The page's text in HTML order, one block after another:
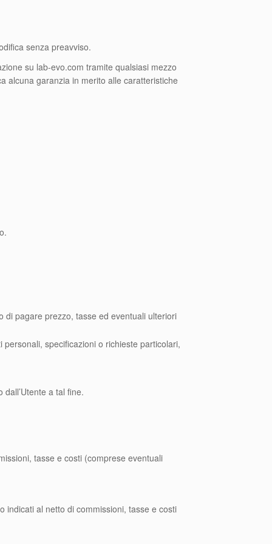
senza preavviso.
su lab-evo.com tramite qualsiasi mezzo
alcuna garanzia in merito alle caratteristiche
di pagare prezzo, tasse ed eventuali ulteriori
specificazioni o richieste particolari,
a tal fine.
tasse e costi (comprese eventuali
indicati al netto di commissioni, tasse e costi